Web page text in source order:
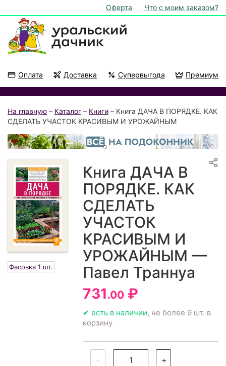
Оферта Что с моим заказом?
Оплата Доставка Супервыгода Премиум
На главную – Каталог – Книги – Книга ДАЧА В ПОРЯДКЕ. КАК
СДЕЛАТЬ УЧАСТОК КРАСИВЫМ И УРОЖАЙНЫМ
Фасовка 1 шт.
Книга ДАЧА В
ПОРЯДКЕ. КАК
СДЕЛАТЬ
УЧАСТОК
КРАСИВЫМ И
УРОЖАЙНЫМ —
Павел Траннуа
731.00 ₽
✔ есть в наличии, не более 9 шт. в
корзину
- +